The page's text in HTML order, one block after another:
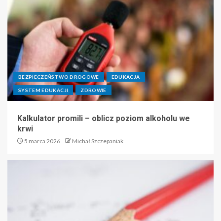
BEZPIECZEŃSTWO DROGOWE EDUKACJA
SYSTEM EDUKACJI ZDROWIE
Kalkulator promili – oblicz poziom alkoholu we
krwi
5 marca 2026 Michał Szczepaniak